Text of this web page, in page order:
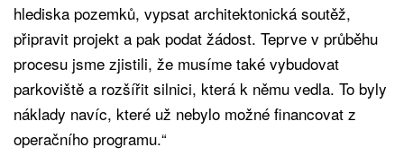
hlediska pozemků, vypsat architektonická soutěž,
připravit projekt a pak podat žádost. Teprve v průběhu
procesu jsme zjistili, že musíme také vybudovat
parkoviště a rozšířit silnici, která k němu vedla. To byly
náklady navíc, které už nebylo možné financovat z
operačního programu.“